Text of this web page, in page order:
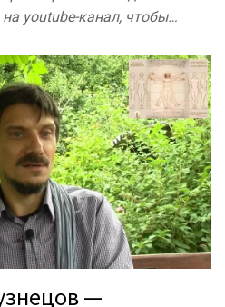
youtube-канал, чтобы…
—